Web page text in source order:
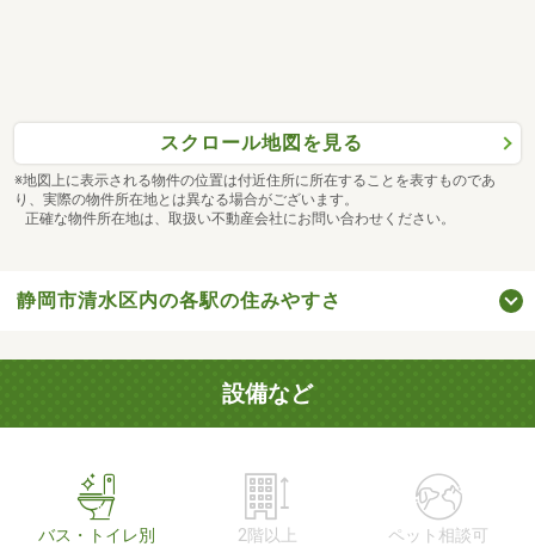
スクロール地図を見る
※地図上に表示される物件の位置は付近住所に所在することを表すものであ
り、実際の物件所在地とは異なる場合がございます。
正確な物件所在地は、取扱い不動産会社にお問い合わせください。
静岡市清水区内の各駅の住みやすさ
設備など
バス・トイレ別 2階以上 ペット相談可